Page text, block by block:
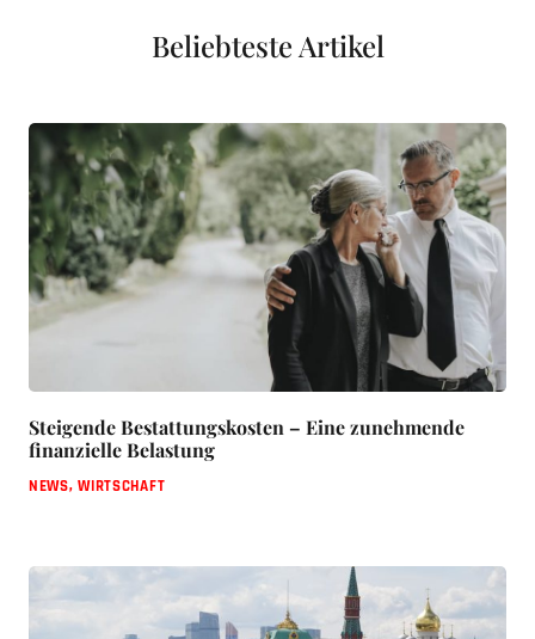
Beliebteste Artikel
Steigende Bestattungskosten – Eine zunehmende
finanzielle Belastung
NEWS,WIRTSCHAFT